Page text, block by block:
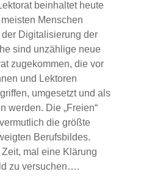
beinhaltet heute
Menschen
Digitalisierung der
sind unzählige neue
zugekommen, die vor
und Lektoren
umgesetzt und als
werden. Die „Freien“
die größte
Berufsbildes.
mal eine Klärung
zu versuchen….